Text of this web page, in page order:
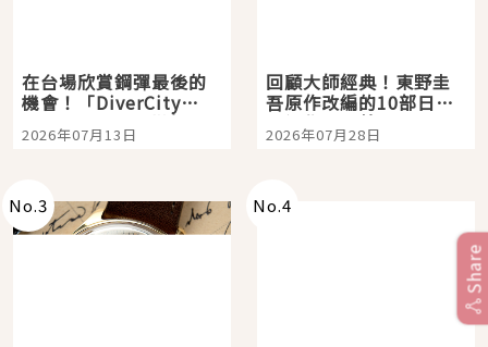
在台場欣賞鋼彈最後的
機會！「DiverCity
Tokyo Plaza」搭船、
購物、美食及夜景，一
2026年07月13日
回顧大師經典！東野圭
吾原作改編的10部日本
影視作品推薦
2026年07月28日
No.3 No.4
Share